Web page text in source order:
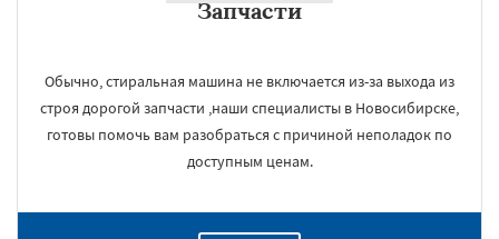
Запчасти
Обычно, стиральная машина не включается из-за выхода из
строя дорогой запчасти ,наши специалисты в Новосибирске,
готовы помочь вам разобраться с причиной неполадок по
доступным ценам.